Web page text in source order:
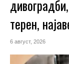
терен,
6 август, 2026